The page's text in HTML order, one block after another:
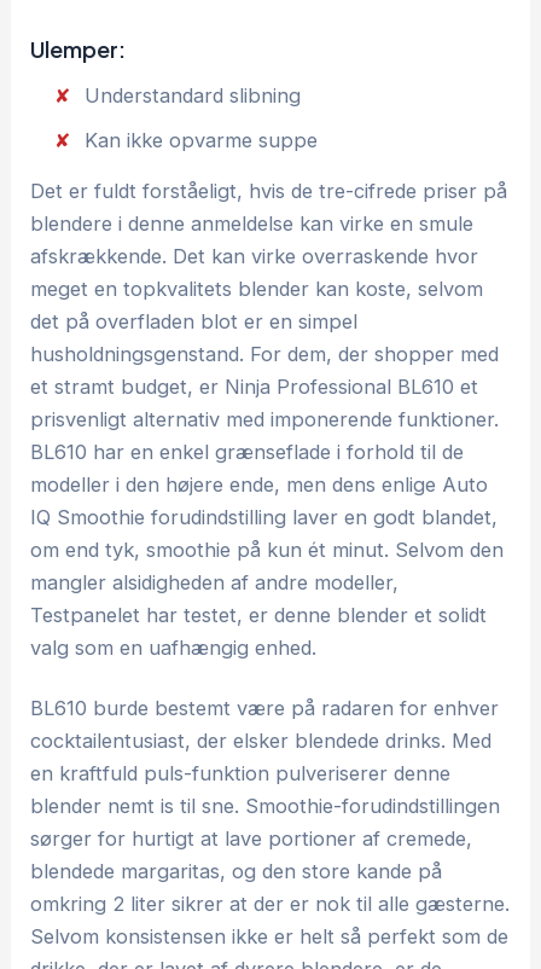
Ulemper:
Understandard slibning
Kan ikke opvarme suppe
Det er fuldt forståeligt, hvis de tre-cifrede priser på
blendere i denne anmeldelse kan virke en smule
afskrækkende. Det kan virke overraskende hvor
meget en topkvalitets blender kan koste, selvom
det på overfladen blot er en simpel
husholdningsgenstand. For dem, der shopper med
et stramt budget, er Ninja Professional BL610 et
prisvenligt alternativ med imponerende funktioner.
BL610 har en enkel grænseflade i forhold til de
modeller i den højere ende, men dens enlige Auto
IQ Smoothie forudindstilling laver en godt blandet,
om end tyk, smoothie på kun ét minut. Selvom den
mangler alsidigheden af andre modeller,
Testpanelet har testet, er denne blender et solidt
valg som en uafhængig enhed.
BL610 burde bestemt være på radaren for enhver
cocktailentusiast, der elsker blendede drinks. Med
en kraftfuld puls-funktion pulveriserer denne
blender nemt is til sne. Smoothie-forudindstillingen
sørger for hurtigt at lave portioner af cremede,
blendede margaritas, og den store kande på
omkring 2 liter sikrer at der er nok til alle gæsterne.
Selvom konsistensen ikke er helt så perfekt som de